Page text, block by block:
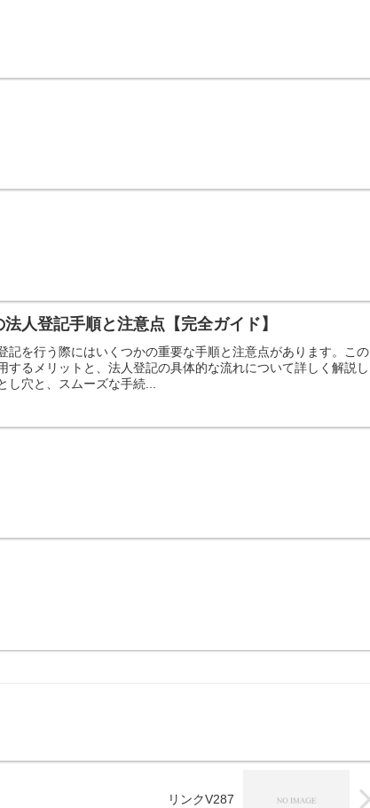
人登記手順と注意点【完全ガイド】
記を行う際にはいくつかの重要な手順と注意点があります。この
するメリットと、法人登記の具体的な流れについて詳しく解説し
し穴と、スムーズな手続...
リンクV287